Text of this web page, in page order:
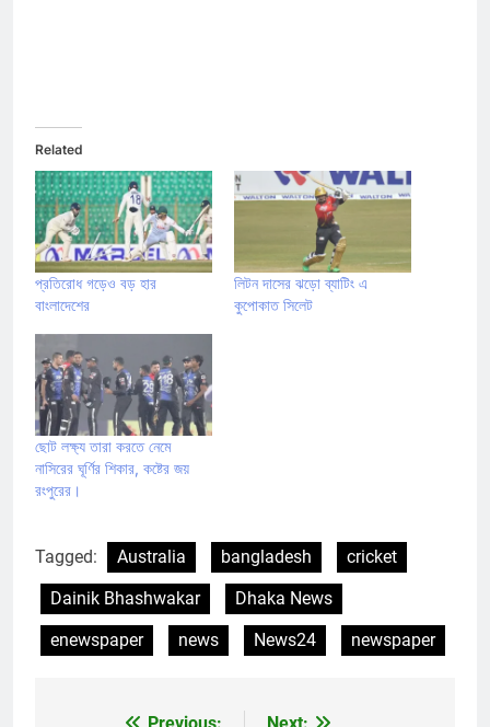
Related
প্রতিরোধ গড়েও বড় হার
বাংলাদেশের
লিটন দাসের ঝড়ো ব্যাটিং এ
কুপোকাত সিলেট
ছোট লক্ষ্য তারা করতে নেমে
নাসিরের ঘূর্ণির শিকার, কষ্টের জয়
রংপুরের।
Tagged: Australia bangladesh
cricket
Dainik Bhashwakar
Dhaka News
enewspaper
news News24 newspaper
Previous: Next: